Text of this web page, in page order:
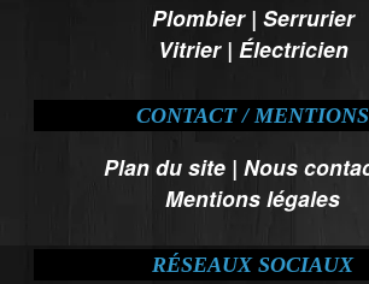
Plombier| Serrurier
Vitrier| Électricien
CONTACT / MENTIONS
Plan du site |Nous
Mentions légales
RÉSEAUX SOCIAUX